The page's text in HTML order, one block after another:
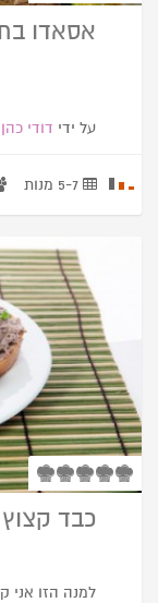
אסאדו
על ידי דודי כהן
כבד
למנה הזו אני